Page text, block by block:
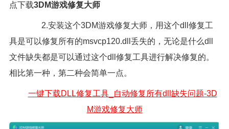
点下载3DM游戏修复大师
2.安装这个3DM游戏修复大师，用这个dll修复工
具是可以修复所有的msvcp120.dll丢失的，无论是什么dll
文件缺失都是可以通过这个dll修复工具进行解决修复的。
相比第一种，第二种会简单一点。
一键下载DLL修复工具_自动修复所有dll缺失问题-3D
M游戏修复大师